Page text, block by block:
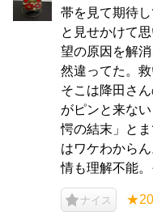
帯を見て期待
と見せかけて
望の原因を解
然違ってた。
そこは降田さ
がピンと来な
愕の結末」と
はワケわから
情も理解不能
ナイス ★20